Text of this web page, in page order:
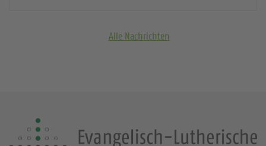
Alle Nachrichten